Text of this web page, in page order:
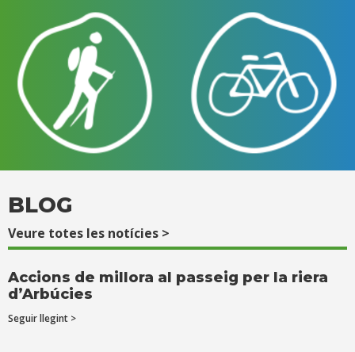
BLOG
Veure totes les notícies >
Accions de millora al passeig per la riera
d’Arbúcies
Seguir llegint >